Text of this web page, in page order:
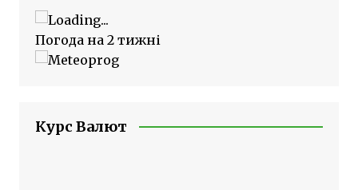
Погода на 2 тижні
Курс Валют